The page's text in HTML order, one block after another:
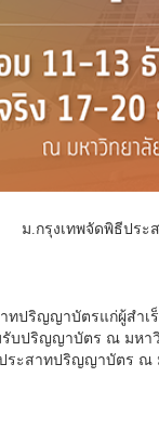
ม.กรุงเทพจัดพิธีปร
าทปริญญาบัตรแก่ผู้ส
ปริญญาบัตร ณ มหาวิ
ระสาทปริญญาบัตร ณ